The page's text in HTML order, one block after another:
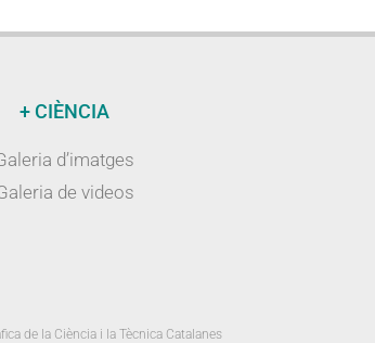
+ CIÈNCIA
d’imatges
de videos
de la Ciència i la Tècnica Catalanes